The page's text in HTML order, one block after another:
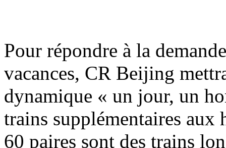
Pour répondre à la
vacances, CR Beijing
dynamique « un jour, un
trains supplémentaires aux
60 paires sont des trains